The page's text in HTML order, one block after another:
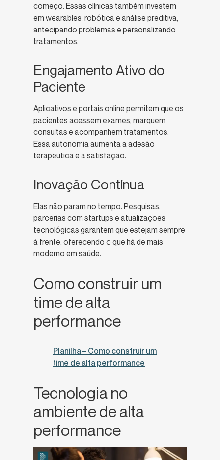
começo. Essas clínicas também investem
em wearables, robótica e análise preditiva,
antecipando problemas e personalizando
tratamentos.
Engajamento Ativo do
Paciente
Aplicativos e portais online permitem que os
pacientes acessem exames, marquem
consultas e acompanhem tratamentos.
Essa autonomia aumenta a adesão
terapêutica e a satisfação.
Inovação Contínua
Elas não param no tempo. Pesquisas,
parcerias com startups e atualizações
tecnológicas garantem que estejam sempre
à frente, oferecendo o que há de mais
moderno em saúde.
Como construir um
time de alta
performance
Planilha – Como construir um
time de alta performance
Tecnologia no
ambiente de alta
performance